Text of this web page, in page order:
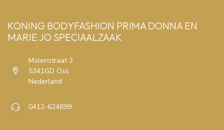
KONING BODYFASHION PRIMA DONNA EN
MARIE JO SPECIAALZAAK
Molenstraat 2
5341GD Oss
Nederland
0412-624699